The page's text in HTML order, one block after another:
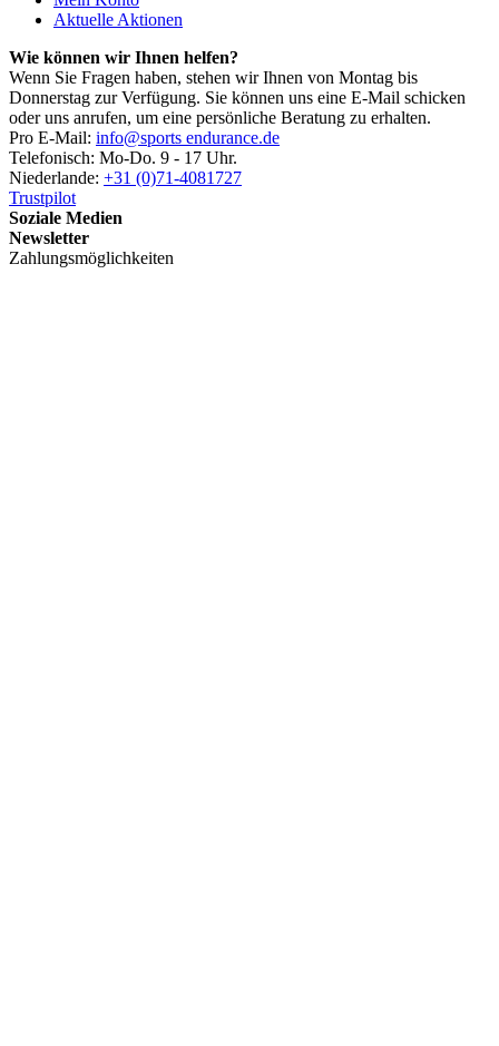
Aktuelle Aktionen
Wie können wir Ihnen helfen?
Wenn Sie Fragen haben, stehen wir Ihnen von Montag bis
Donnerstag zur Verfügung. Sie können uns eine E-Mail schicken
oder uns anrufen, um eine persönliche Beratung zu erhalten.
Pro E-Mail: info@sports endurance.de
Telefonisch: Mo-Do. 9 - 17 Uhr.
Niederlande: +31 (0)71-4081727
Trustpilot
Soziale Medien
Newsletter
Zahlungsmöglichkeiten